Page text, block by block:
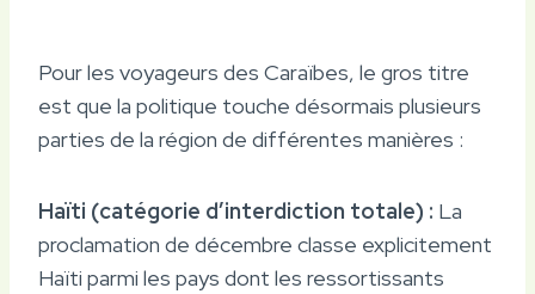
Pour les voyageurs des Caraïbes, le gros titre
est que la politique touche désormais plusieurs
parties de la région de différentes manières :
Haïti (catégorie d’interdiction totale) : La
proclamation de décembre classe explicitement
Haïti parmi les pays dont les ressortissants